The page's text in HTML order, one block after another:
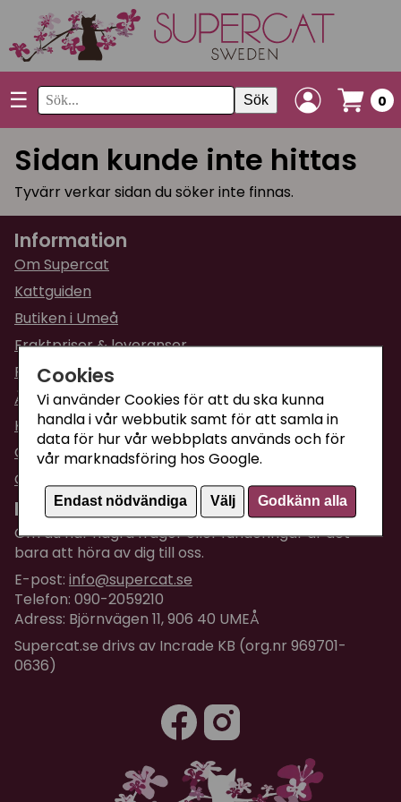
Cookies
Vi använder Cookies för att du ska kunna
handla i vår webbutik samt för att samla in
data för hur vår webbplats används och för
vår marknadsföring hos Google.
Endast nödvändiga Välj Godkänn alla
☰ Sök 0
Sidan kunde inte hittas
Tyvärr verkar sidan du söker inte finnas.
Information
Om Supercat
Kattguiden
Butiken i Umeå
Fraktpriser & leveranser
Returinformation
Ångra din order
Köpvillkor
Om företaget / Kontakta oss
Om Cookies
Kundtjänst
Om du har några frågor eller funderingar är det
bara att höra av dig till oss.
E-post: info@supercat.se
Telefon: 090-2059210
Adress: Björnvägen 11, 906 40 UMEÅ
Supercat.se drivs av Incrade KB (org.nr 969701-
0636)